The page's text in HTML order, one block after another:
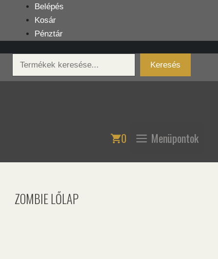
tartalomba
Belépés
Kosár
Pénztár
Keresés
Keresés
0 Menüpontok
ZOMBIE LŐLAP